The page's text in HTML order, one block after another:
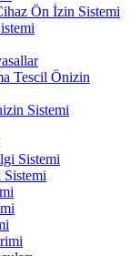
Ön İzin Sistemi
Tescil Önizin
Sistemi
Sistemi